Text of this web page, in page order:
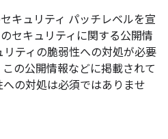
キュリティ パッチレベルを宣
セキュリティに関する公開情
ティの脆弱性への対処が必要
の公開情報などに掲載されて
の対処は必須ではありませ